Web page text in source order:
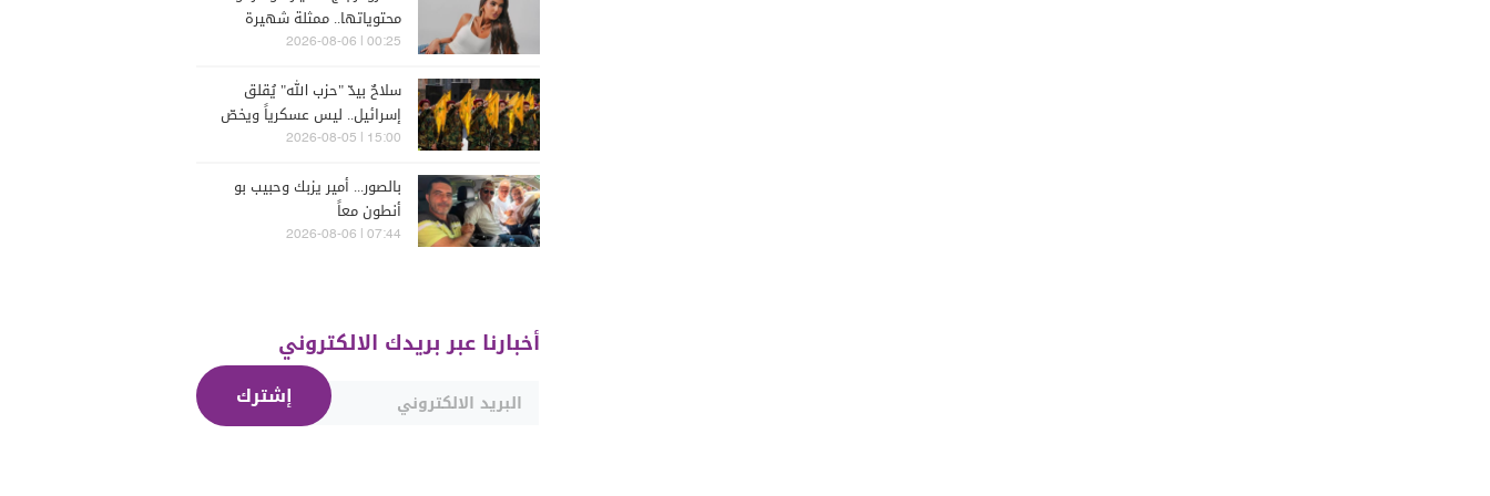
محتوياتها.. ممثلة شهيرة
تتعرّض للسرقة في الرملة
00:25 | 2026-08-06
سلاحٌ بيدّ "حزب الله" يُقلق
إسرائيل.. ليس عسكرياً ويخصّ
الجنوب
15:00 | 2026-08-05
بالصور... أمير يزبك وحبيب بو
أنطون معاً
07:44 | 2026-08-06
أخبارنا عبر بريدك الالكتروني
إشترك